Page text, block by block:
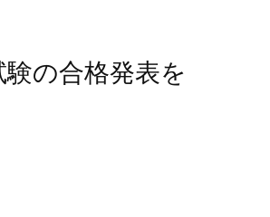
験の合格発表を